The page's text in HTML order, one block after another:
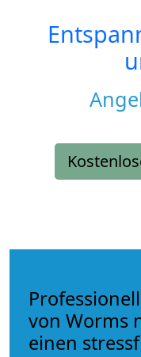
von Worms
einen